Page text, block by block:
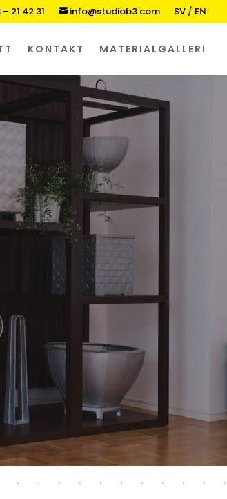
21 42 31  info@studiob3.com SV / EN
KONTAKT MATERIALGALLERI